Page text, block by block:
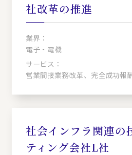
社改革の推進
業界：
電子・電機
サービス：
営業間接業務改革、完全成功報
社会インフラ関連の
ティング会社L社